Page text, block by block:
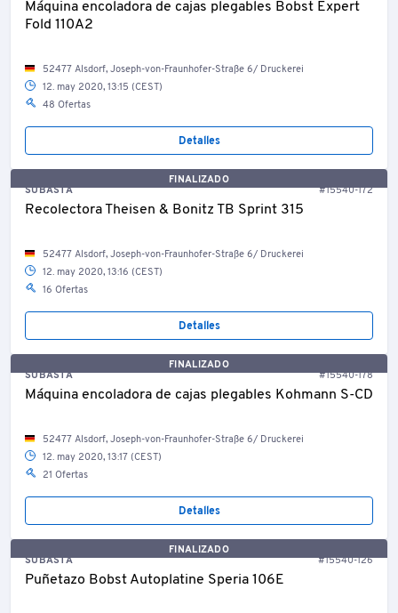
Máquina encoladora de cajas plegables Bobst Expert
Fold 110A2
52477 Alsdorf, Joseph-von-Fraunhofer-Straße 6/ Druckerei
12. may 2020, 13:15 (CEST)
48 Ofertas
Detalles
FINALIZADO
SUBASTA
#15540-172
Recolectora Theisen & Bonitz TB Sprint 315
52477 Alsdorf, Joseph-von-Fraunhofer-Straße 6/ Druckerei
12. may 2020, 13:16 (CEST)
16 Ofertas
Detalles
FINALIZADO
SUBASTA
#15540-178
Máquina encoladora de cajas plegables Kohmann S-CD
52477 Alsdorf, Joseph-von-Fraunhofer-Straße 6/ Druckerei
12. may 2020, 13:17 (CEST)
21 Ofertas
Detalles
FINALIZADO
SUBASTA
#15540-126
Puñetazo Bobst Autoplatine Speria 106E